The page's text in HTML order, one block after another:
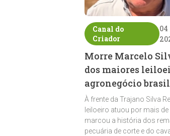
Canal do
Criador
04
Morre Marcelo
dos maiores
agronegócio
À frente da Trajano Silva
leiloeiro atuou por mais
marcou a história dos
pecuária de corte e do